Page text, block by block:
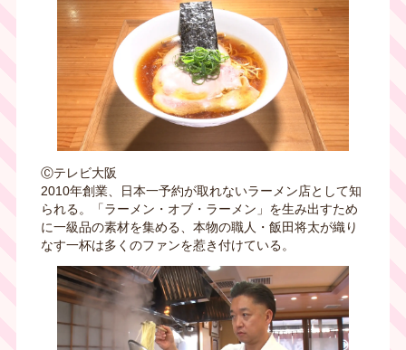
Ⓒテレビ大阪
2010年創業、日本一予約が取れないラーメン店として知
られる。「ラーメン・オブ・ラーメン」を生み出すため
に一級品の素材を集める、本物の職人・飯田将太が織り
なす一杯は多くのファンを惹き付けている。